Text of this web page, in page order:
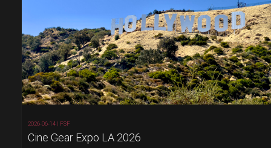
2026-06-14 | FSF
Cine Gear Expo LA 2026